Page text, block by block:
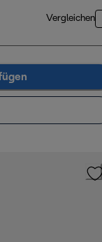
Vergleichen